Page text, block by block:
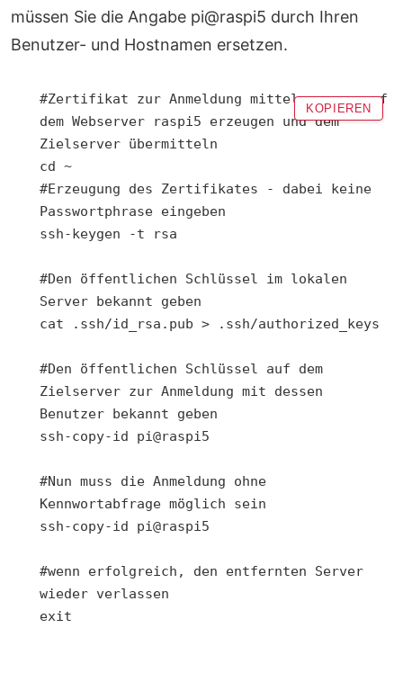
müssen Sie die Angabe pi@raspi5 durch Ihren
Benutzer- und Hostnamen ersetzen.
#Zertifikat zur Anmeldung mittels rsync auf
dem Webserver raspi5 erzeugen und dem
Zielserver übermitteln
cd ~
#Erzeugung des Zertifikates - dabei keine
Passwortphrase eingeben
ssh-keygen -t rsa
#Den öffentlichen Schlüssel im lokalen
Server bekannt geben
cat .ssh/id_rsa.pub > .ssh/authorized_keys
#Den öffentlichen Schlüssel auf dem
Zielserver zur Anmeldung mit dessen
Benutzer bekannt geben
ssh-copy-id pi@raspi5
#Nun muss die Anmeldung ohne
Kennwortabfrage möglich sein
ssh-copy-id pi@raspi5
#wenn erfolgreich, den entfernten Server
wieder verlassen
KOPIEREN